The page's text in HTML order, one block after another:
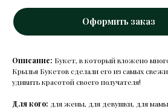
Оформить заказ
Описание: Букет, в который вложено
Крылья Букетов сделали его из самых
удивить красотой своего получателя!
Для кого: для жены, для девушки, для